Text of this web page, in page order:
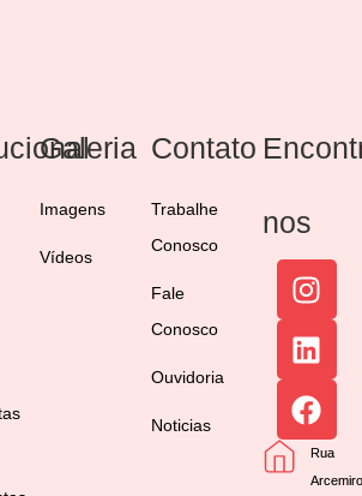
Galeria
Imagens
Vídeos
Contato
Trabalhe
Conosco
Fale
Conosco
Ouvidoria
Noticias
nos
Rua